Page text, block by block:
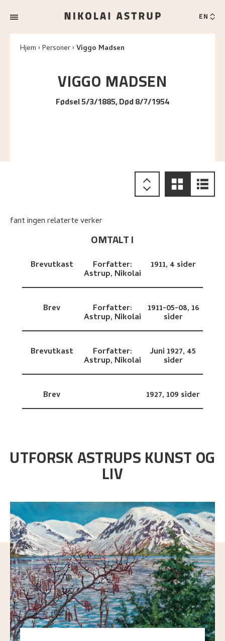
EN
Hjem Personer Viggo Madsen
VIGGO MADSEN
Fødsel 5/3/1885, Død 8/7/1954
fant ingen relaterte verker
OMTALT I
Brevutkast Forfatter:
Astrup, Nikolai
1911, 4 sider
Brev Forfatter:
Astrup, Nikolai
1911-05-08,16
sider
Brevutkast Forfatter:
Astrup, Nikolai
Juni 1927, 45
sider
Brev 1927,109 sider
UTFORSK ASTRUPS KUNST OG
LIV